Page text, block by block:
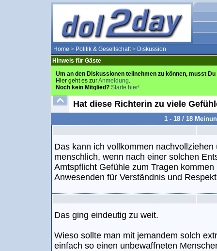
Home > Politik & Gesellschaft> Diskussion
Hinweis für Gäste
Um an den Diskussionen teilnehmen zu können, musst
Hier geht es zurAnmeldung.
Noch kein Mitglied? Starte hier!.
Hat diese Richterin zu viele
1 - 18 / 18
Das kann ich vollkommen
menschlich, wenn nach einer solchen
Amtspflicht Gefühle zum Tragen
Anwesenden für Verständnis und
Das ging eindeutig zu weit.
Wieso sollte man mit jemandem solch
einfach so einen unbewaffneten